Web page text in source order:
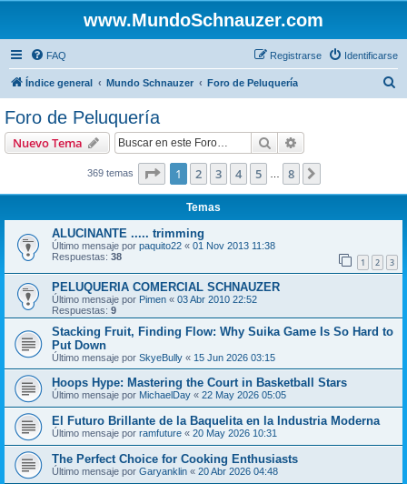
www.MundoSchnauzer.com
FAQ Identificarse
Registrarse
Índice general Mundo Schnauzer Foro de Peluquería
Foro de Peluquería
Nuevo Tema Buscar
369 temas Página de
1 2 3 4 5 8
Temas
ALUCINANTE ..... trimming
Último mensaje por paquito22 « 01 Nov 2013 11:38
Respuestas: 38 1 2 3
PELUQUERIA COMERCIAL SCHNAUZER
Último mensaje por Pimen « 03 Abr 2010 22:52
Respuestas: 9
Stacking Fruit, Finding Flow: Why Suika Game Is So Hard to
Put Down
Último mensaje por SkyeBully « 15 Jun 2026 03:15
Hoops Hype: Mastering the Court in Basketball Stars
Último mensaje por MichaelDay « 22 May 2026 05:05
El Futuro Brillante de la Baquelita en la Industria Moderna
Último mensaje por ramfuture « 20 May 2026 10:31
The Perfect Choice for Cooking Enthusiasts
Último mensaje por Garyanklin « 20 Abr 2026 04:48